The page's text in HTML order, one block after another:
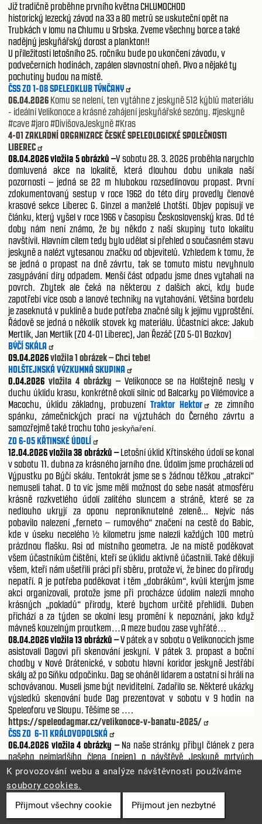
Již tradičně proběhne prvního května CHLUMOCHOD
historický lezecký závod na 33 a 80 metrů se uskuteční opět na
Trubkách v lomu na Chlumu u Srbska. Zveme všechny borce a také
nadějný jeskyňářský dorost a plankton!!
U příležitosti letošního 25. ročníku bude po ukončení závodu, v
podvečerních hodinách, zapálen slavnostní oheň. Pivo a nějaké ty
pochutiny budou na místě.
ČSS ZO 1-08 SPELEOKLUB TÝNČANY
06.04.2026 Komu se nelení, ten vytáhne z jeskyně 512 kýblů materiálu
- ideální Velikonoce a krásné zahájení jeskyňářské sezóny. #jeskyně
#cave #jaro #DivišovaJeskyně #Kras
4-01 ZAKLADNÍ ORGANIZACE ČESKÉ SPELEOLOGICKÉ SPOLEČNOSTI
LIBEREC
08.04.2026 vložila 5 obrázků –V sobotu 28. 3. 2026 proběhla narychlo
domluvená akce na lokalitě, která dlouhou dobu unikala naší
pozornosti – jedná se 22 m hlubokou rozsedlinovou propast. První
zdokumentovaný sestup v roce 1962 do této díry provedly členové
krasové sekce Liberec G. Ginzel a manželé Lhotští. Objev popisují ve
článku, který vyšel v roce 1966 v časopisu Československý kras. Od té
doby nám není známo, že by někdo z naší skupiny tuto lokalitu
navštívil. Hlavním cílem tedy bylo udělat si přehled o současném stavu
jeskyně a nalézt vytesanou značku od objevitelů. Vzhledem k tomu, že
se jedná o propast na dně závrtu, tak se tomuto místu nevyhnulo
zasypávání díry odpadem. Menší část odpadu jsme dnes vytahali na
povrch. Zbytek ale čeká na některou z dalších akcí, kdy bude
zapotřebí více osob a lanové techniky na vytahování. Většina bordelu
je zaseknutá v puklině a bude potřeba značné síly k jejímu vyproštění.
Řádově se jedná o několik stovek kg materiálu. Účastníci akce: Jakub
Mertlík, Jan Mertlík (ZO 4-01 Liberec), Jan Řezáč (ZO 5-01 Bozkov)
BÝČÍ SKÁLA
09.04.2026vložila 1 obrázek – Chci tebe!
HOLŠTEJNSKÁ VÝZKUMNÁ SKUPINA
0.04.2026 vložila 4 obrázky – Velikonoce se na Holštejně nesly v
duchu úklidu krasu, konkrétně okolí silnic od Balcarky po Vilémovice a
Macochu, úklidu základny, probuzení Traktor Hektor
ze zimního
spánku, zámečnických prací na výztuhách do Černého závrtu a
samozřejmě také trochu toho jeskyňaření.
ZO 6-05 KŘTINSKÉ ÚDOLÍ
12.04.2026vložila 38 obrázků –Letošní úklid Křtinského údolí se konal
v sobotu 11. dubna za krásného jarního dne. Údolím jsme procházeli od
Výpustku po Býčí skálu. Tentokrát jsme se s žádnou těžkou „atrakcí“
nemuseli tahat. O to víc jsme měli možnost do sebe nasát atmosféru
krásně rozkvetlého údolí zalitého sluncem a stráně, které se za
nedlouho ukryjí za oponu neproniknutelné zeleně... Nejvíc nás
pobavilo nalezení „ferneto – rumového“ značení na cestě do Babic,
kde v úseku necelého ½ kilometru jsme nalezli každých 100 metrů
prázdnou flašku. Asi od místního geometra. Je na místě poděkovat
všem účastníkům čištění, kteří se úklidu aktivně účastnili. Také děkuji
všem, kteří nám ušetřili práci pří sběru, protože ví, že binec do přírody
nepatří. A je potřeba poděkovat i těm „dobrákům“, kvůli kterým jsme
akci organizovali, protože jsme při procházce údolím nalezli mnoho
krásných „pokladů“ přírody, které bychom určitě přehlídli. Duben
přichází a za týden se okolní lesy promění k nepoznání, jako když
mávneš kouzelným proutkem…A meze budou zase vyhřáté…
08.04.2026vložila 13 obrázků –V pátek a v sobotu o Velikonocích jsme
asistovali Dagovi při skenování jeskyní. V pátek 3. propast a boční
chodby v Nové Drátenické, v sobotu hlavní koridor jeskyně Jestřábí
skály až po Síňku odpočinku. Dag se oháněl lidarem a ostatní si hráli na
schovávanou. Museli jsme být neviditelní. Zadařilo se. Některé ukázky
výsledků skenování bude Dag prezentovat v sobotu v 9 hodin na
Speleoforu ve Sloupu. Těšíme se ….
https://speleodagmar.cz/velikonoce-v-banatu-2025/
ČSS ZO 6-11 KRÁLOVOPOLSKÁ
06.04.2026 vložila 4 obrázky – Na naše stránky přibyl článek z pera
našeho nejmladšího člena (nejen) o návštěvě Jeskyně mrtvých
netopýrů v Nízkých Tatrách. Odkaz na celý text je v prvním komentáři.
„V druhé půlce dovolené jsme navštívili ještě Jeskyni mrtvých
netopýrů. Tato jeskyně se nachází vysoko ve svahu po cestě na
Ďumbier přes horskou chatu Štěfánička. Výchozí bod výprav do
jeskyně je chata Trangoška. Jeskyně je spravována jeskyňářskou
K provozování webu a analýze návštěvnosti používáme
soubory cookies.
Přijmout všechny cookie
Přijmout jen nezbytné